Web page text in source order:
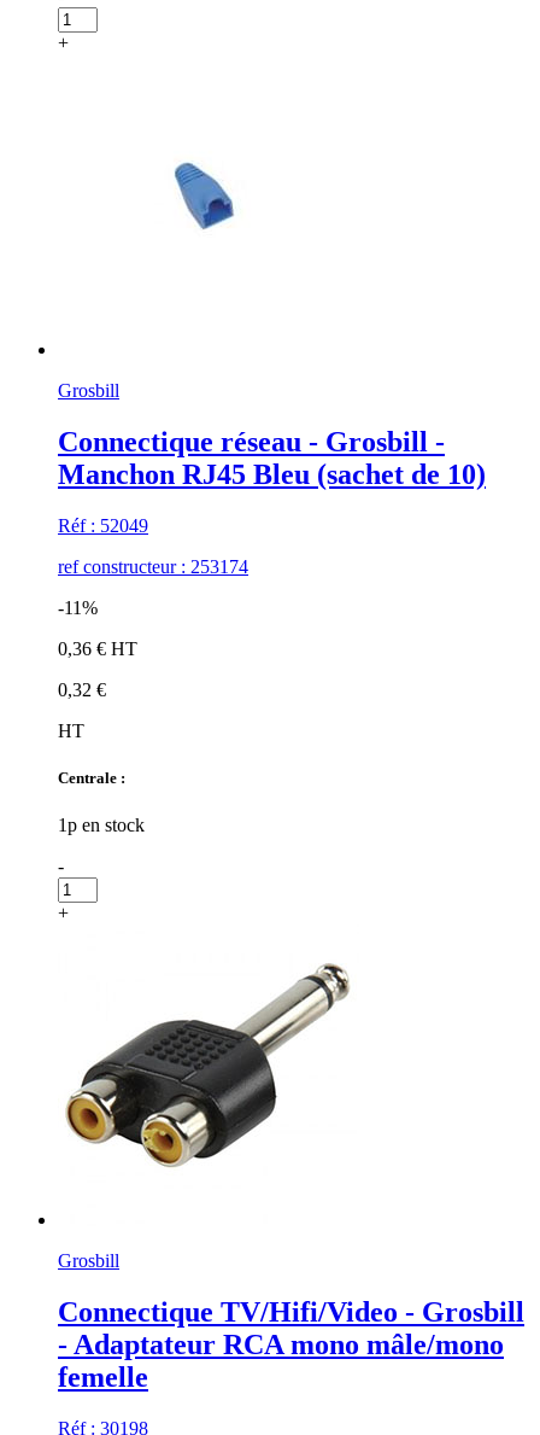
+
Grosbill
Connectique réseau - Grosbill -
Manchon RJ45 Bleu (sachet de 10)
Réf : 52049
ref constructeur : 253174
-11%
0,36 € HT
0,32 €
HT
Centrale :
1p en stock
-
+
Grosbill
Connectique TV/Hifi/Video - Grosbill
- Adaptateur RCA mono mâle/mono
femelle
Réf : 30198